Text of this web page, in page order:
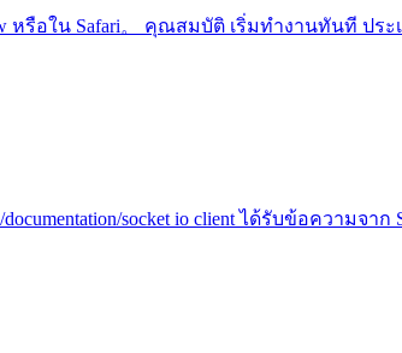
หรือใน Safari。 คุณสมบัติ เริ่มทำงานทันที ปร
documentation/socket io client ได้รับข้อควา